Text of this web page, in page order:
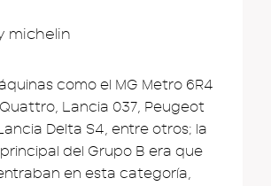
como el MG Metro 6R4
Lancia 037, Peugeot
Delta S4, entre otros; la
del Grupo B era que
en esta categoría,